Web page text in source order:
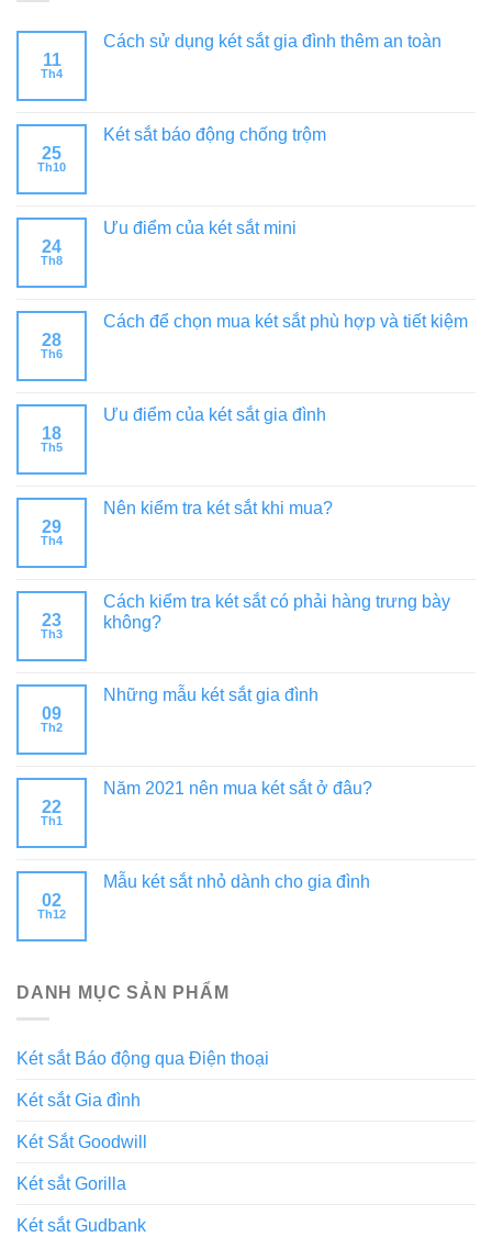
11
Th4
Cách sử dụng két sắt gia đình thêm an toàn
25
Th10
Két sắt báo động chống trộm
24
Th8
Ưu điểm của két sắt mini
28
Th6
Cách để chọn mua két sắt phù hợp và tiết kiệm
18
Th5
Ưu điểm của két sắt gia đình
29
Th4
Nên kiểm tra két sắt khi mua?
23
Th3
Cách kiểm tra két sắt có phải hàng trưng bày
không?
09
Th2
Những mẫu két sắt gia đình
22
Th1
Năm 2021 nên mua két sắt ở đâu?
02
Th12
Mẫu két sắt nhỏ dành cho gia đình
DANH MỤC SẢN PHẨM
Két sắt Báo động qua Điện thoại
Két sắt Gia đình
Két Sắt Goodwill
Két sắt Gorilla
Két sắt Gudbank